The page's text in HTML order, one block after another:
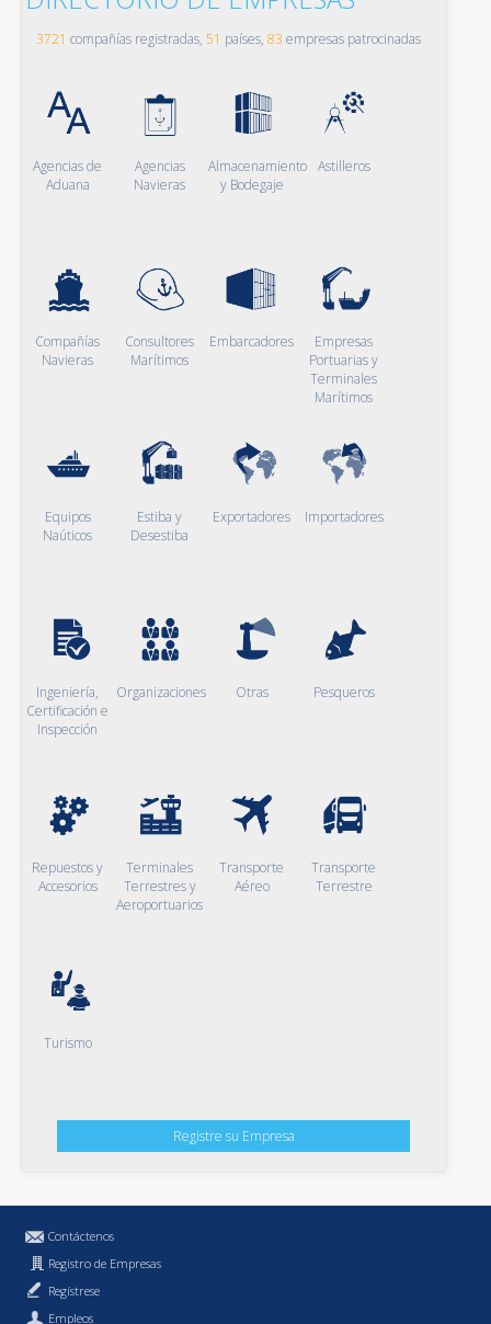
3721 compañías registradas, 51 países, 83 empresas patrocinadas
Agencias de
Aduana
Agencias
Navieras
Almacenamiento
y Bodegaje
Astilleros
Compañías
Navieras
Consultores
Marítimos
Embarcadores
Empresas
Portuarias y
Terminales
Marítimos
Equipos
Naúticos
Estiba y
Desestiba
Exportadores Importadores
Ingeniería,
Certificación e
Inspección
Organizaciones Otras Pesqueros
Repuestos y
Accesorios
Terminales
Terrestres y
Aeroportuarios
Transporte
Aéreo
Transporte
Terrestre
Turismo
Registre su Empresa
Contáctenos
Registro de Empresas
Regístrese
Empleos